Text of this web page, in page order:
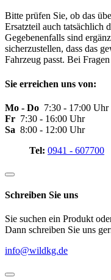
Bitte prüfen Sie, ob das
Ersatzteil auch tatsächlich
Gegebenenfalls sind
sicherzustellen, dass das
Fahrzeug passt. Bei
Sie erreichen uns von:
Mo - Do 7:30 - 17:00 Uhr
Fr 7:30 - 16:00 Uhr
Sa 8:00 - 12:00 Uhr
Tel: 0941 - 607700
Schreiben Sie uns
Sie suchen ein Produkt
Dann schreiben Sie uns
info@wildkg.de